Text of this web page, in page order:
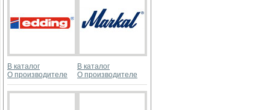
В каталог
О производителе
В каталог
О производителе